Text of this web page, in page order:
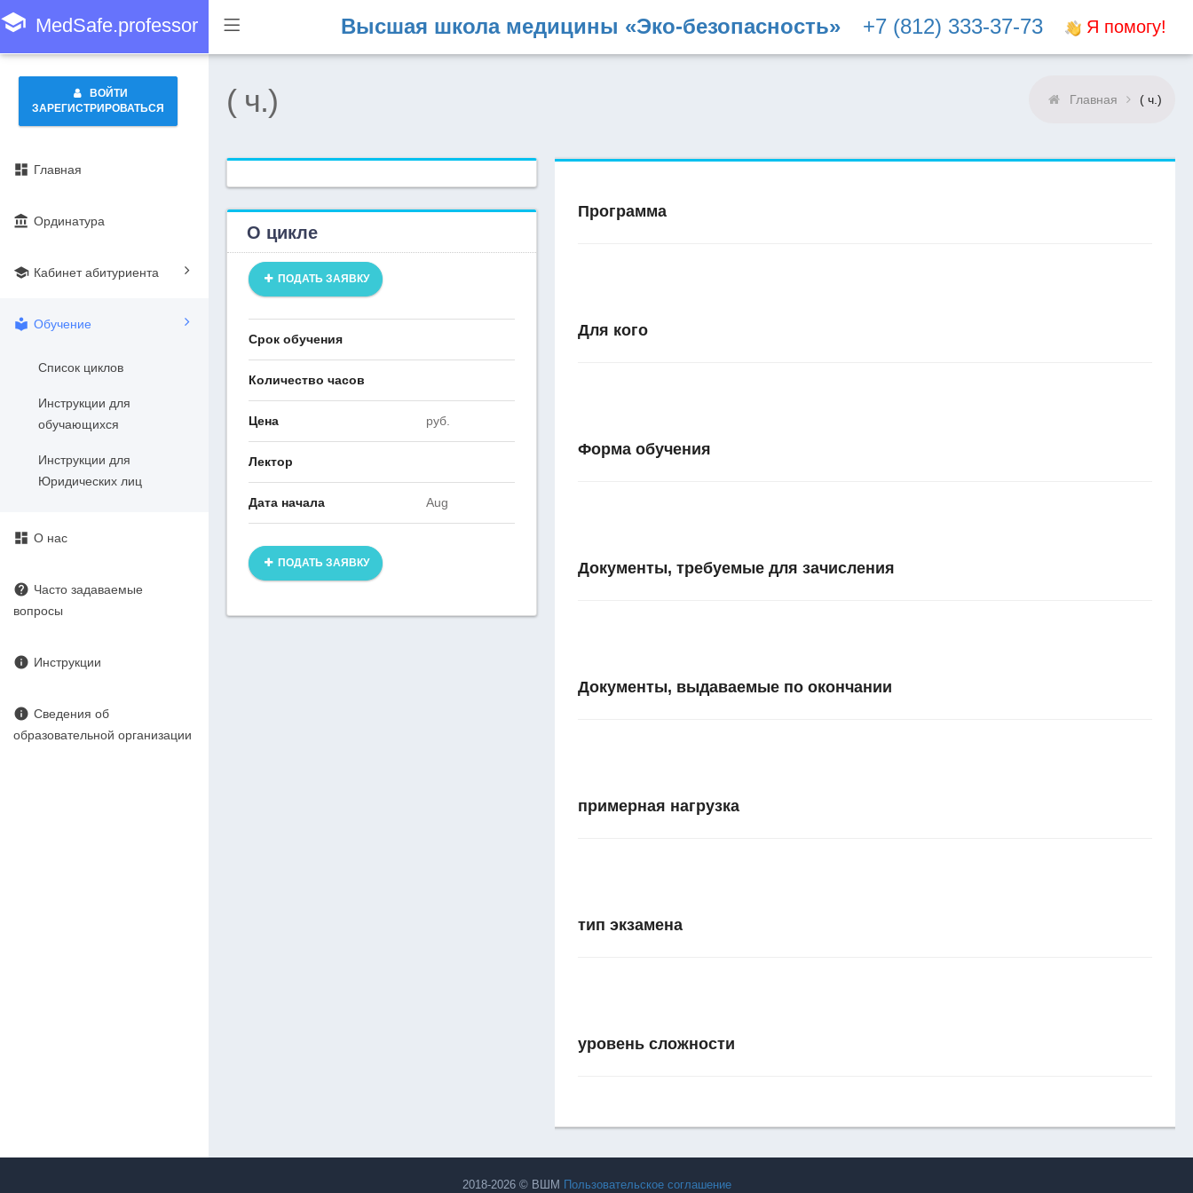
school MedSafe.professor Высшая школа медицины «Эко-безопасность» +7 (812) 333-37-73 Я помогу!
ВОЙТИ
ЗАРЕГИСТРИРОВАТЬСЯ
dashboard Главная
account_balance Ординатура
school Кабинет абитуриента
local_library Обучение
Список циклов
Инструкции для
обучающихся
Инструкции для
Юридических лиц
dashboard О нас
help Часто задаваемые
вопросы
info Инструкции
info Сведения об
образовательной организации
( ч.) Главная ( ч.)
О цикле
ПОДАТЬ ЗАЯВКУ
Срок обучения
Количество часов
Цена руб.
Лектор
Дата начала Aug
ПОДАТЬ ЗАЯВКУ
Программа
Для кого
Форма обучения
Документы, требуемые для зачисления
Документы, выдаваемые по окончании
примерная нагрузка
тип экзамена
уровень сложности
2018-2026 © ВШМ Пользовательское соглашение